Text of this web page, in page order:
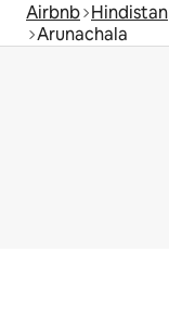
Airbnb Hindistan
Arunachala